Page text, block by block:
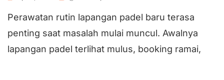
Perawatan rutin lapangan padel baru terasa
penting saat masalah mulai muncul. Awalnya
lapangan padel terlihat mulus, booking ramai,